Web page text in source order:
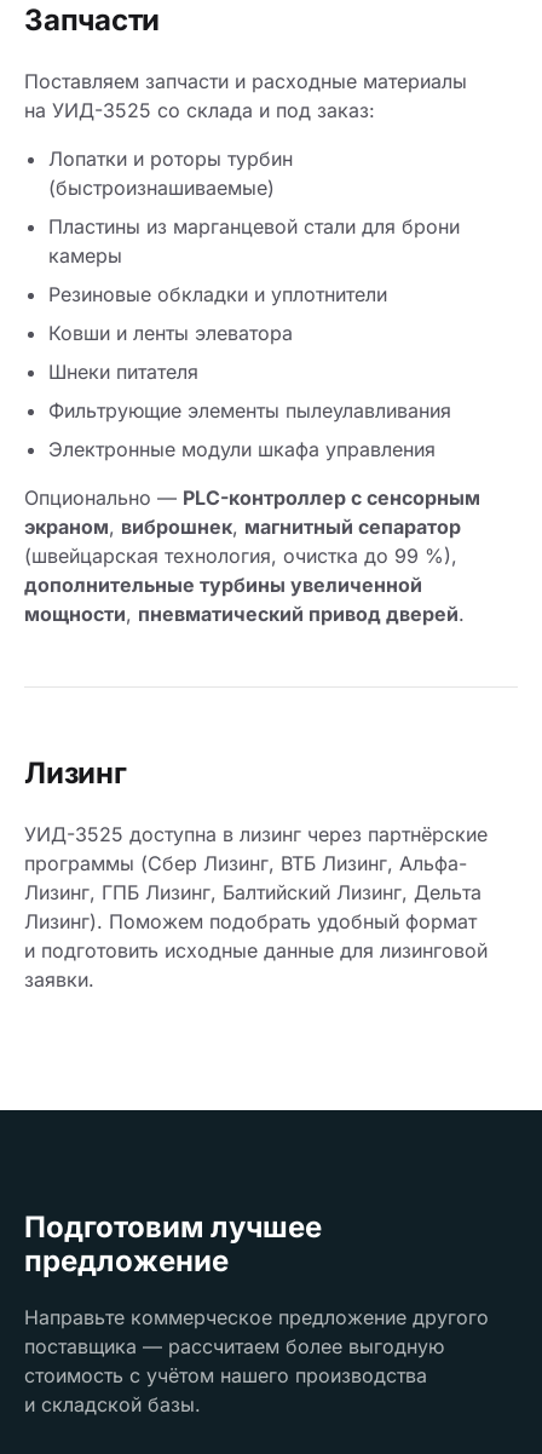
Запчасти
Поставляем запчасти и расходные материалы
на УИД-3525 со склада и под заказ:
Лопатки и роторы турбин
(быстроизнашиваемые)
Пластины из марганцевой стали для брони
камеры
Резиновые обкладки и уплотнители
Ковши и ленты элеватора
Шнеки питателя
Фильтрующие элементы пылеулавливания
Электронные модули шкафа управления
Опционально — PLC-контроллер с сенсорным
экраном, виброшнек, магнитный сепаратор
(швейцарская технология, очистка до 99 %),
дополнительные турбины увеличенной
мощности, пневматический привод дверей.
Лизинг
УИД-3525 доступна в лизинг через партнёрские
программы (Сбер Лизинг, ВТБ Лизинг, Альфа-
Лизинг, ГПБ Лизинг, Балтийский Лизинг, Дельта
Лизинг). Поможем подобрать удобный формат
и подготовить исходные данные для лизинговой
заявки.
Подготовим лучшее
предложение
Направьте коммерческое предложение другого
поставщика — рассчитаем более выгодную
стоимость с учётом нашего производства
и складской базы.